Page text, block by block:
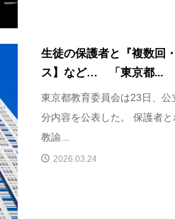
生徒の保護者と『複数回
ス】など… 「東京都...
東京都教育委員会は23日、
分内容を公表した。 保護者
教諭...
2026.03.24